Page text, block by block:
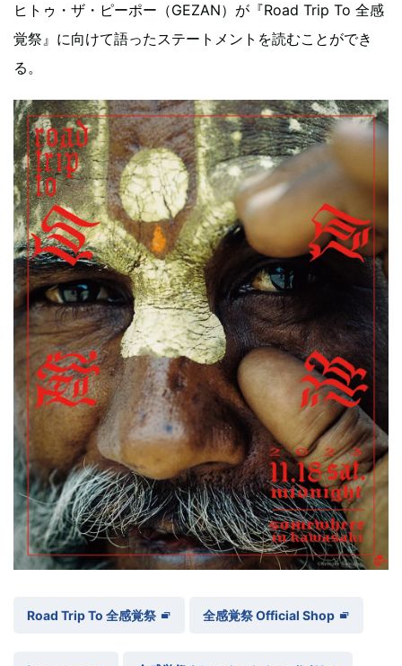
ヒトゥ・ザ・ピーポー（GEZAN）が『Road Trip To 全感
覚祭』に向けて語ったステートメントを読むことができ
る。
Road Trip To 全感覚祭 全感覚祭 Official Shop